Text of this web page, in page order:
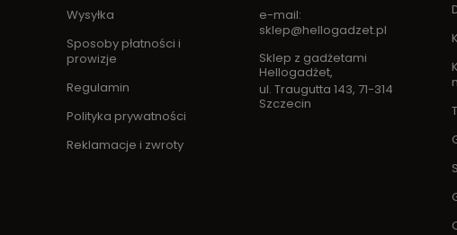
Wysyłka
Sposoby płatności i
prowizje
Regulamin
Polityka prywatności
Reklamacje i zwroty
e-mail:
sklep@hellogadzet.pl
Sklep z gadżetami
Hellogadżet,
ul. Traugutta 143, 71-314
Szczecin